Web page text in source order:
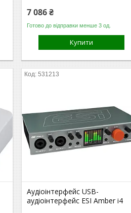
7 086 ₴
Готово до відправки менше 3 од.
Купити
531213
Аудіоінтерфейс USB-
аудіоінтерфейс ESI Amber i4